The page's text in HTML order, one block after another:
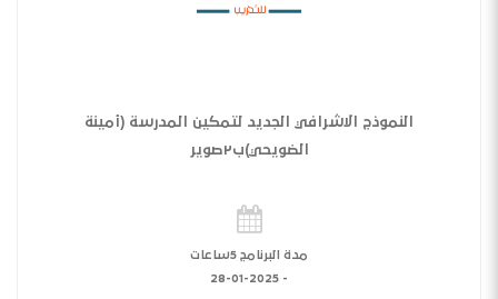
النموذج الاشرافي الجديد لتمكين المدرسة (أمينة
الضويحي)ب٢صوير
مدة البرنامج 5ساعات
-
28-01-2025